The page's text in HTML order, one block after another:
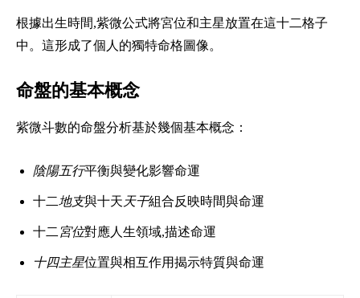
根據出生時間,紫微公式將宮位和主星放置在這十二格子
中。這形成了個人的獨特命格圖像。
命盤的基本概念
紫微斗數的命盤分析基於幾個基本概念：
陰陽五行平衡與變化影響命運
十二地支與十天 天干組合反映時間與命運
十二 宮位對應人生領域,描述命運
十四主星位置與相互作用揭示特質與命運